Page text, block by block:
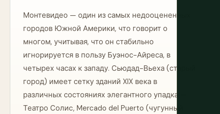
Монтевидео — один из самых недооцененных
городов Южной Америки, что говорит о
многом, учитывая, что он стабильно
игнорируется в пользу Буэнос-Айреса, в
четырех часах к западу. Сьюдад-Вьеха (старый
город) имеет сетку зданий XIX века в
различных состояниях элегантного упадка —
Театро Солиc, Mercado del Puerto (чугунный